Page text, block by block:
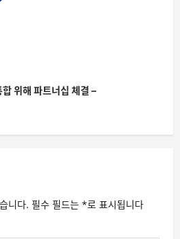
위해 파트너십 체결 –
니다. 필수 필드는 *로 표시됩니다